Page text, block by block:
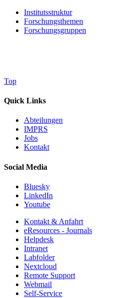
Institutsstruktur
Forschungsthemen
Forschungsgruppen
Top
Quick Links
Abteilungen
IMPRS
Jobs
Kontakt
Social Media
Bluesky
LinkedIn
Youtube
Kontakt & Anfahrt
eResources - Journals
Helpdesk
Intranet
Labfolder
Nextcloud
Remote Support
Webmail
Self-Service